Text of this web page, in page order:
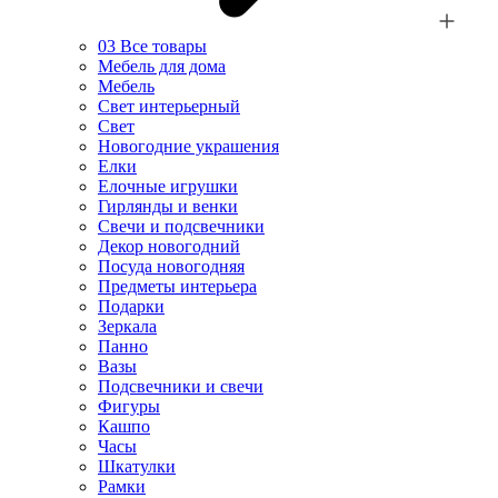
03 Все товары
Мебель для дома
Мебель
Свет интерьерный
Свет
Новогодние украшения
Елки
Елочные игрушки
Гирлянды и венки
Свечи и подсвечники
Декор новогодний
Посуда новогодняя
Предметы интерьера
Подарки
Зеркала
Панно
Вазы
Подсвечники и свечи
Фигуры
Кашпо
Часы
Шкатулки
Рамки